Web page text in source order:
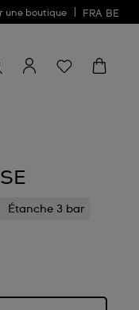
une boutique FRA BE
Étanche 3 bar